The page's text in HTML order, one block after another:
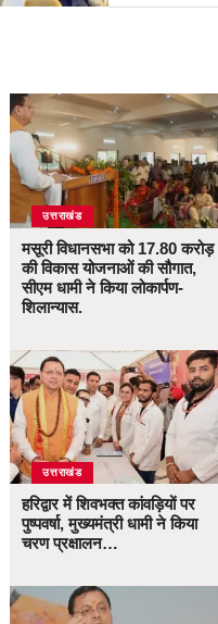
उत्तराखंड
मसूरी विधानसभा को 17.80 करोड़
की विकास योजनाओं की सौगात,
सीएम धामी ने किया लोकार्पण-
शिलान्यास.
उत्तराखंड
हरिद्वार में शिवभक्त कांवड़ियों पर
पुष्पवर्षा, मुख्यमंत्री धामी ने किया
चरण प्रक्षालन…